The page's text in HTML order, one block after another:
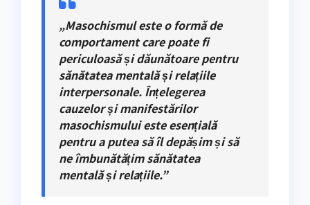
„Masochismul este o formă de
comportament care poate fi
periculoasă și dăunătoare pentru
sănătatea mentală și relațiile
interpersonale. Înțelegerea
cauzelor și manifestărilor
masochismului este esențială
pentru a putea să îl depășim și să
ne îmbunătățim sănătatea
mentală și relațiile.”